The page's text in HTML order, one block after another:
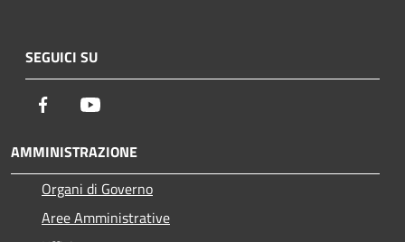
SEGUICI SU
Facebook
AMMINISTRAZIONE
Organi di Governo
Aree Amministrative